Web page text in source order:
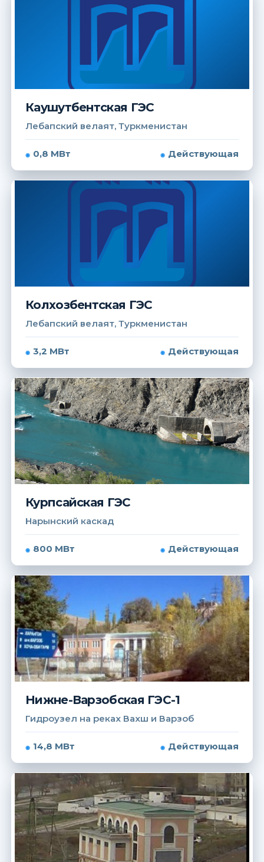
Каушутбентская ГЭС
Лебапский велаят, Туркменистан
0,8 МВт Действующая
Колхозбентская ГЭС
Лебапский велаят, Туркменистан
3,2 МВт Действующая
Курпсайская ГЭС
Нарынский каскад
800 МВт Действующая
Нижне-Варзобская ГЭС-1
Гидроузел на реках Вахш и Варзоб
14,8 МВт Действующая